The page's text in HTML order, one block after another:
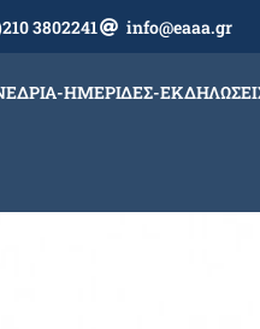
3802241 info@eaaa.gr
ΗΜΕΡΙΔΕΣ-